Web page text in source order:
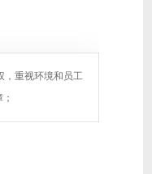
，重视环境和员工